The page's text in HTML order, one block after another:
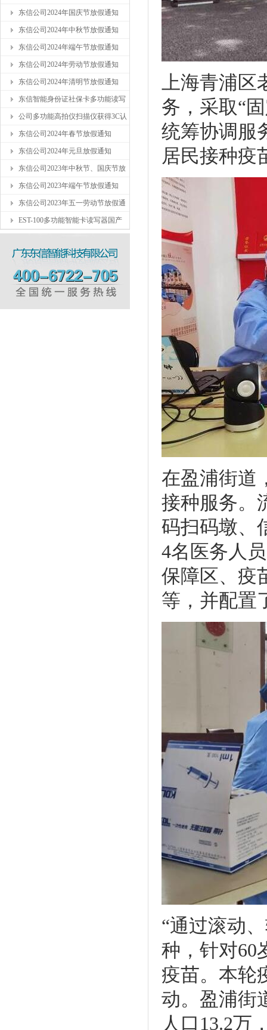
东信公司2024年国庆节放假通知
东信公司2024年中秋节放假通知
东信公司2024年端午节放假通知
东信公司2024年劳动节放假通知
东信公司2024年清明节放假通知
东信智能身份证社保卡多功能读写
公司多功能高拍仪扫描仪获得3C认
东信公司2024年春节放假通知
东信公司2024年元旦放假通知
东信公司2023年中秋节、国庆节放
东信公司2023年端午节放假通知
东信公司2023年五一劳动节放假通
EST-100多功能智能卡读写器国产
上海青浦区
务，采取“
统筹协调服
居民接种疫
在盈浦街道
接种服务。
码扫码墩、
4名医务人
保障区、疫
等，并配置
“通过滚动
种，针对60
疫苗。本轮
动。盈浦街
人口13.2万